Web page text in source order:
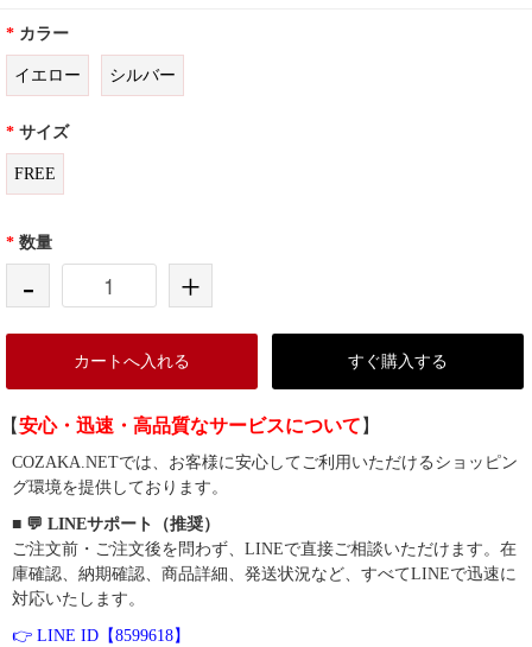
* カラー
イエロー シルバー
* サイズ
FREE
* 数量
- +
カートへ入れる すぐ購入する
【安心・迅速・高品質なサービスについて 】
COZAKA.NETでは、お客様に安心してご利用いただけるショッピン
グ環境を提供しております。
■ 💬 LINEサポート（推奨）
ご注文前・ご注文後を問わず、LINEで直接ご相談いただけます。在
庫確認、納期確認、商品詳細、発送状況など、すべてLINEで迅速に
対応いたします。
👉 LINE ID【8599618】